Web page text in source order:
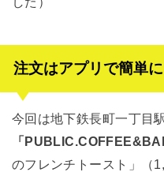
注文はアプリで簡単に
今回は地下鉄長町一丁目
「
のフレンチトースト」（